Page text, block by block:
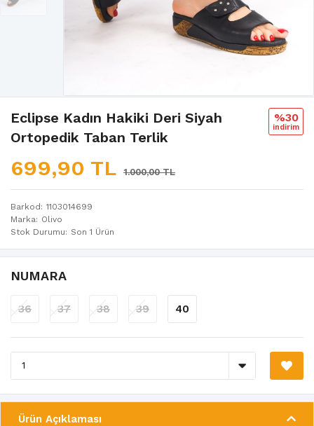
Eclipse Kadın Hakiki Deri Siyah
Ortopedik Taban Terlik
699,90 TL 1.000,00 TL
%30
i̇ndi̇ri̇m
Barkod
1103014699
Marka
Olivo
Stok Durumu
Son 1 Ürün
NUMARA
36 37 38 39 40
Ürün Açıklaması